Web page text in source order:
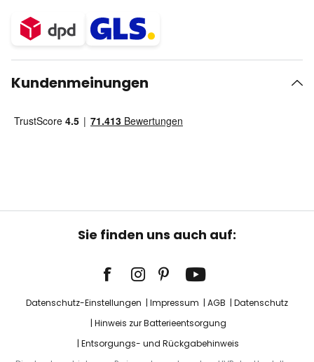
Kundenmeinungen
Sie finden uns auch auf:
Datenschutz-Einstellungen Impressum AGB
Datenschutz
Hinweis zur Batterieentsorgung
Entsorgungs- und Rückgabehinweis